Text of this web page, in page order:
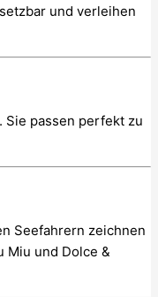
und verleihen
Sie passen perfekt zu
Seefahrern zeichnen
Miu und Dolce &